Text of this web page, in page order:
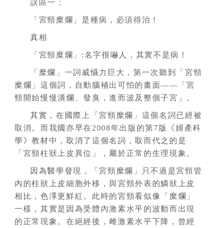
誤區一：
「宮頸糜爛」是種病，必須得治！
真相
「宮頸糜爛」:名字很嚇人，其實不是病！
「糜爛」一詞威懾力巨大，第一次聽到「宮頸
糜爛」這個詞，自動腦補出可怕的畫面——「宮
頸開始慢慢潰爛、發臭，進而波及整個子宮」。
其實，在國際上「宮頸糜爛」這個名詞已經被
取消。而我國亦早在2008年出版的第7版《婦產科
學》教材中，取消了這個名詞，取而代之的是
「宮頸柱狀上皮異位」，屬於正常的生理現象。
因為醫學發現，「宮頸糜爛」只不過是宮頸管
內的柱狀上皮細胞外移，與宮頸外表的鱗狀上皮
相比，色澤更鮮紅。此時的宮頸看似像「糜爛」
一樣，其實是因為受體內激素水平的波動而出現
的正常現象。在絕經後，雌激素水平下降，曾經